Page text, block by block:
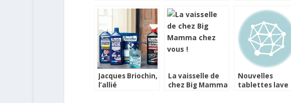
grands plats
Jacques Briochin,
l’allié
La vaisselle de
chez Big Mamma
Nouvelles
tablettes lave